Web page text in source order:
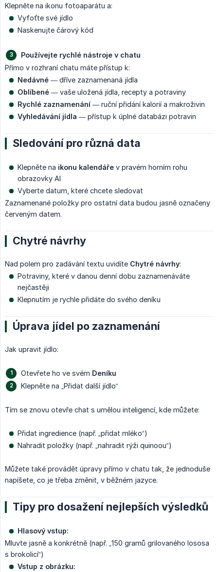
Klepněte na ikonu fotoaparátu a:
Vyfoťte své jídlo
Naskenujte čárový kód
Používejte rychlé nástroje v chatu
Přímo v rozhraní chatu máte přístup k:
Nedávné — dříve zaznamenaná jídla
Oblíbené — vaše uložená jídla, recepty a potraviny
Rychlé zaznamenání — ruční přidání kalorií a makroživin
Vyhledávání jídla — přístup k úplné databázi potravin
Sledování pro různá data
Klepněte na ikonu kalendáře v pravém horním rohu
obrazovky AI
Vyberte datum, které chcete sledovat
Zaznamenané položky pro ostatní data budou jasně označeny
červeným datem.
Chytré návrhy
Nad polem pro zadávání textu uvidíte Chytré návrhy:
Potraviny, které v danou denní dobu zaznamenáváte
nejčastěji
Klepnutím je rychle přidáte do svého deníku
Úprava jídel po zaznamenání
Jak upravit jídlo:
Otevřete ho ve svém Deníku
Klepněte na „Přidat další jídlo“
Tím se znovu otevře chat s umělou inteligencí, kde můžete:
Přidat ingredience (např. „přidat mléko“)
Nahradit položky (např. „nahradit rýži quinoou“)
Můžete také provádět úpravy přímo v chatu tak, že jednoduše
napíšete, co je třeba změnit, v běžném jazyce.
Tipy pro dosažení nejlepších výsledků
Hlasový vstup:
Mluvte jasně a konkrétně (např. „150 gramů grilovaného lososa
s brokolicí“)
Vstup z obrázku: